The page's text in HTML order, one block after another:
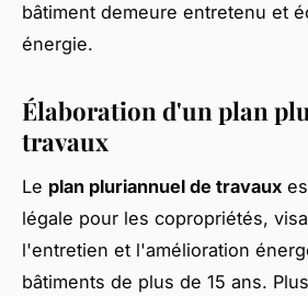
bâtiment demeure entretenu et
énergie.
Élaboration d'un plan
travaux
Le plan pluriannuel de travaux
légale pour les copropriétés,
l'entretien et l'amélioration
bâtiments de plus de 15 ans.